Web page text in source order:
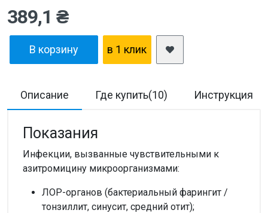
389,1 ₴
В корзину в 1 клик
Описание Где купить(10) Инструкция
Показания
Инфекции, вызванные чувствительными к
азитромицину микроорганизмами:
ЛОР-органов (бактериальный фарингит /
тонзиллит, синусит, средний отит);